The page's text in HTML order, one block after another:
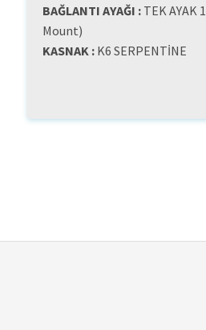
BAĞLANTI AYAĞI : TEK AYAK
Mount)
KASNAK : K6 SERPENTİNE